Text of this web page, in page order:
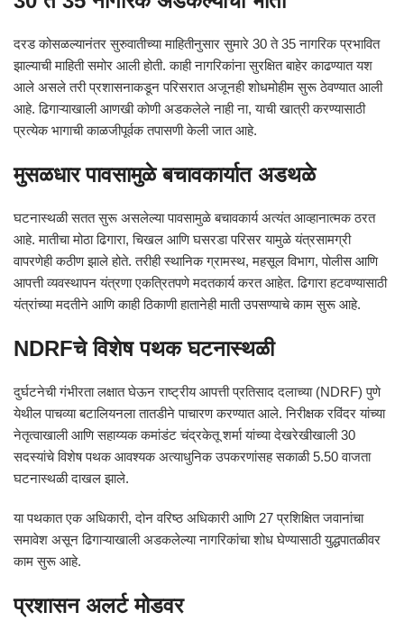
दरड कोसळल्यानंतर सुरुवातीच्या माहितीनुसार सुमारे 30 ते 35 नागरिक प्रभावित
झाल्याची माहिती समोर आली होती. काही नागरिकांना सुरक्षित बाहेर काढण्यात यश
आले असले तरी प्रशासनाकडून परिसरात अजूनही शोधमोहीम सुरू ठेवण्यात आली
आहे. ढिगाऱ्याखाली आणखी कोणी अडकलेले नाही ना, याची खात्री करण्यासाठी
प्रत्येक भागाची काळजीपूर्वक तपासणी केली जात आहे.
मुसळधार पावसामुळे बचावकार्यात अडथळे
घटनास्थळी सतत सुरू असलेल्या पावसामुळे बचावकार्य अत्यंत आव्हानात्मक ठरत
आहे. मातीचा मोठा ढिगारा, चिखल आणि घसरडा परिसर यामुळे यंत्रसामग्री
वापरणेही कठीण झाले होते. तरीही स्थानिक ग्रामस्थ, महसूल विभाग, पोलीस आणि
आपत्ती व्यवस्थापन यंत्रणा एकत्रितपणे मदतकार्य करत आहेत. ढिगारा हटवण्यासाठी
यंत्रांच्या मदतीने आणि काही ठिकाणी हातानेही माती उपसण्याचे काम सुरू आहे.
NDRFचे विशेष पथक घटनास्थळी
दुर्घटनेची गंभीरता लक्षात घेऊन राष्ट्रीय आपत्ती प्रतिसाद दलाच्या (NDRF) पुणे
येथील पाचव्या बटालियनला तातडीने पाचारण करण्यात आले. निरीक्षक रविंदर यांच्या
नेतृत्वाखाली आणि सहाय्यक कमांडंट चंद्रकेतू शर्मा यांच्या देखरेखीखाली 30
सदस्यांचे विशेष पथक आवश्यक अत्याधुनिक उपकरणांसह सकाळी 5.50 वाजता
घटनास्थळी दाखल झाले.
या पथकात एक अधिकारी, दोन वरिष्ठ अधिकारी आणि 27 प्रशिक्षित जवानांचा
समावेश असून ढिगाऱ्याखाली अडकलेल्या नागरिकांचा शोध घेण्यासाठी युद्धपातळीवर
काम सुरू आहे.
प्रशासन अलर्ट मोडवर